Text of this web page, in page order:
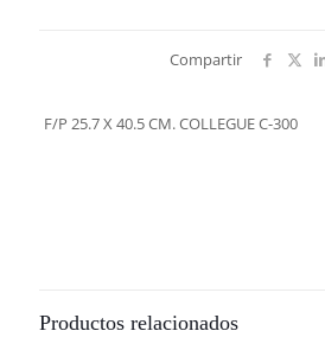
Compartir
F/P 25.7 X 40.5 CM. COLLEGUE C-300
Productos relacionados